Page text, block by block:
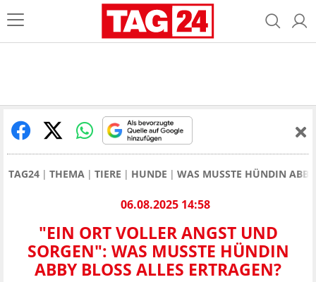
TAG24 THEMA TIERE HUNDE WAS MUSSTE HÜNDIN
06.08.2025 14:58
"EIN ORT VOLLER ANGST UND
SORGEN": WAS MUSSTE HÜNDIN
ABBY BLOSS ALLES ERTRAGEN?